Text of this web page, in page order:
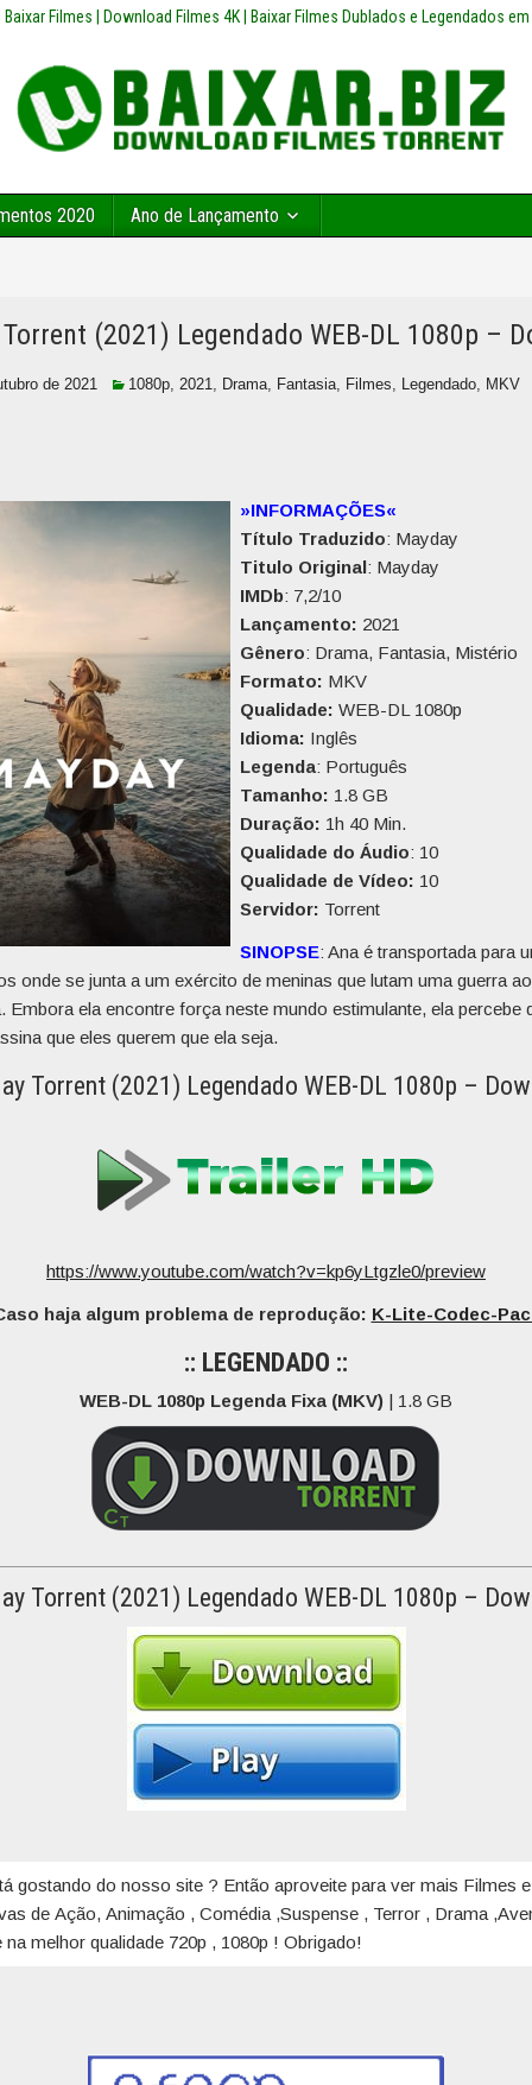
Baixar Filmes | Download Filmes 4K | Baixar Filmes Dublados e Legendados
2020 Ano de Lançamento
(2021) Legendado WEB-DL 1080p –
de 2021 1080p, 2021, Drama, Fantasia, Filmes, Legendado, MKV
»INFORMAÇÕES«
Título Traduzido: Mayday
Titulo Original: Mayday
IMDb: 7,2/10
Lançamento: 2021
Gênero: Drama, Fantasia, Mistério
Formato: MKV
Qualidade: WEB-DL 1080p
Idioma: Inglês
Legenda: Português
Tamanho: 1.8 GB
Duração: 1h 40 Min.
Qualidade do Áudio: 10
Qualidade de Vídeo: 10
Servidor: Torrent
SINOPSE: Ana é transportada para
onde se junta a um exército de meninas que lutam uma guerra
Embora ela encontre força neste mundo estimulante, ela percebe
que eles querem que ela seja.
Torrent (2021) Legendado WEB-DL 1080p –
https://www.youtube.com/watch?v=kp6yLtgzle0/preview
haja algum problema de reprodução: K-Lite-Codec-
:: LEGENDADO ::
WEB-DL 1080p Legenda Fixa (MKV) | 1.8 GB
Torrent (2021) Legendado WEB-DL 1080p –
gostando do nosso site ? Então aproveite para ver mais Filmes
de Ação, Animação , Comédia ,Suspense , Terror , Drama
na melhor qualidade 720p , 1080p ! Obrigado!